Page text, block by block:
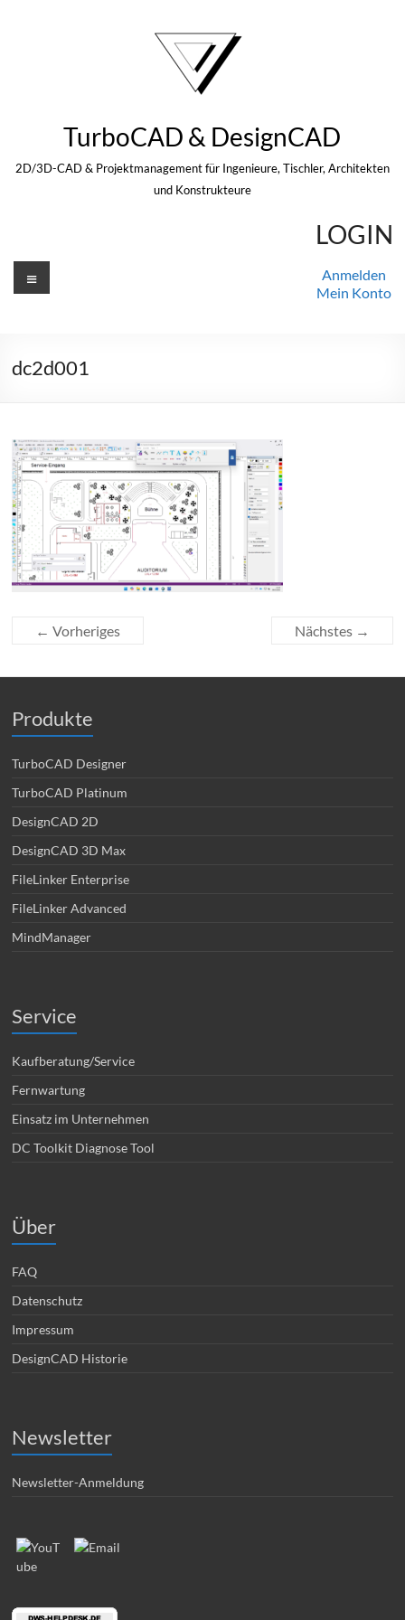
TurboCAD & DesignCAD
2D/3D-CAD & Projektmanagement für Ingenieure, Tischler, Architekten
und Konstrukteure
LOGIN
Anmelden
Mein Konto
Menü
dc2d001
← Vorheriges Nächstes →
Produkte
TurboCAD Designer
TurboCAD Platinum
DesignCAD 2D
DesignCAD 3D Max
FileLinker Enterprise
FileLinker Advanced
MindManager
Service
Kaufberatung/Service
Fernwartung
Einsatz im Unternehmen
DC Toolkit Diagnose Tool
Über
FAQ
Datenschutz
Impressum
DesignCAD Historie
Newsletter
Newsletter-Anmeldung